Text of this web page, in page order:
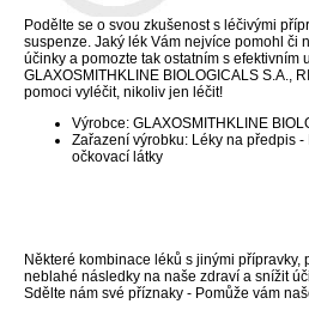
Podělte se o svou zkušenost s léčivými
suspenze. Jaký lék Vám nejvíce pomohl či
účinky a pomozte tak ostatním s efektivním
GLAXOSMITHKLINE BIOLOGICALS S.A.,
pomoci vyléčit, nikoliv jen léčit!
Výrobce: GLAXOSMITHKLINE
Zařazení výrobku: Léky na předpis
očkovací látky
Některé kombinace léků s jinými přípravky,
neblahé následky na naše zdraví a snížit
Sdělte nám své příznaky - Pomůže vám